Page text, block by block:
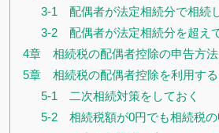
3-1 配偶者が法定相続分で相続
3-2 配偶者が法定相続分を超え
4章 相続税の配偶者控除の申告方
5章 相続税の配偶者控除を利用す
5-1 二次相続対策をしておく
5-2 相続税額が0円でも相続税の